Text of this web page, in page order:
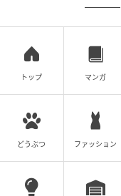
「近く
える、運
徴とは？
の記事
トップ マンガ
どうぶつ ファッション